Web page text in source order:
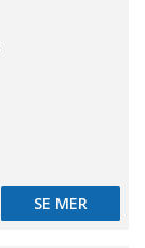
SE MER
SE MER